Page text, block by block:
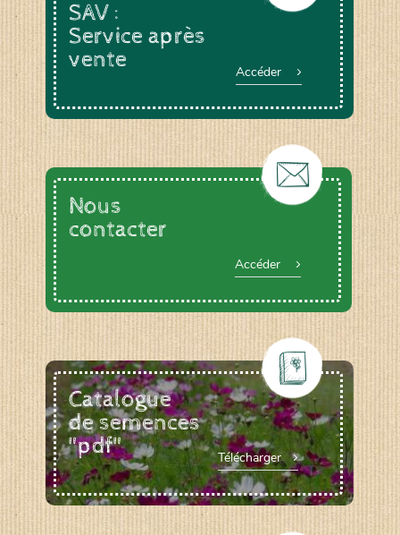
SAV :
Service après
vente
Accéder
Nous
contacter
Accéder
Catalogue
de semences
"pdf"
Télécharger